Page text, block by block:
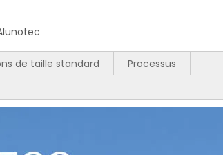
de taille standard
Processus